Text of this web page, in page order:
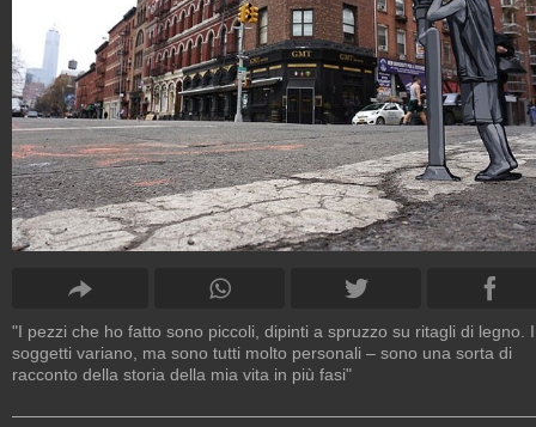
"I pezzi che ho fatto sono piccoli, dipinti a spruzzo su ritagli di legno. I
soggetti variano, ma sono tutti molto personali – sono una sorta di
racconto della storia della mia vita in più fasi"